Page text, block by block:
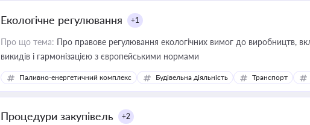
Екологічне регулювання +1
Про що тема: Про правове регулювання екологічних вимог до виробництв,
викидів і гармонізацією з європейськими нормами
Паливно-енергетичний комплекс Будівельна діяльність Транспорт
Процедури закупівель +2